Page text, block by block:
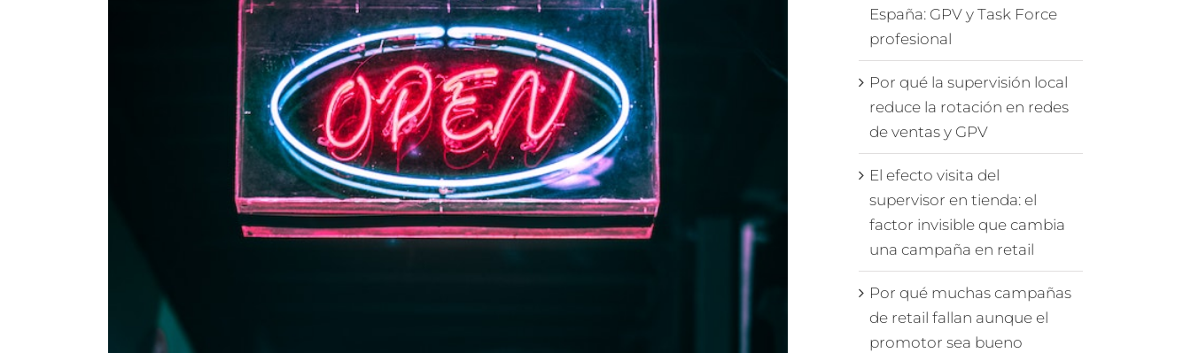
España: GPV y Task Force
profesional
Por qué la supervisión local
reduce la rotación en redes
de ventas y GPV
El efecto visita del
supervisor en tienda: el
factor invisible que cambia
una campaña en retail
Por qué muchas campañas
de retail fallan aunque el
promotor sea bueno